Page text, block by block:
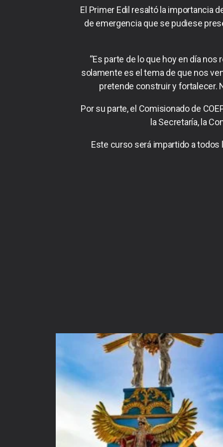
El Primer Edil resaltó la importancia
de emergencia que se pudiese
“Es parte de lo que hoy en día
solamente es el tema de que nos
pretende construir y fortalecer.
Por su parte, el Comisionado de
la Secretaría, la
Este curso será impartido a todos